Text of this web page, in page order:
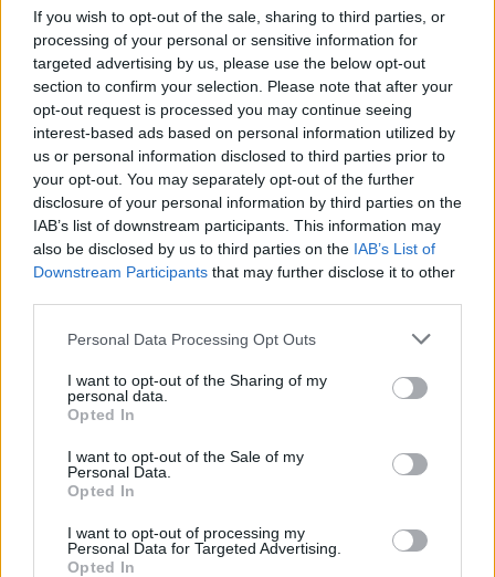
If you wish to opt-out of the sale, sharing to third parties, or
processing of your personal or sensitive information for
targeted advertising by us, please use the below opt-out
section to confirm your selection. Please note that after your
opt-out request is processed you may continue seeing
interest-based ads based on personal information utilized by
us or personal information disclosed to third parties prior to
your opt-out. You may separately opt-out of the further
disclosure of your personal information by third parties on the
IAB’s list of downstream participants. This information may
also be disclosed by us to third parties on the IAB’s List of
Downstream Participants that may further disclose it to other
Personal Data Processing Opt Outs
I want to opt-out of the Sharing of my
personal data.
Opted In
I want to opt-out of the Sale of my
Personal Data.
Opted In
I want to opt-out of processing my
Personal Data for Targeted Advertising.
Opted In
Βεβαιώθηκαν συνολικά έξι παραβάσεις του
Κώδικα Οδικής Κυκλοφορίας, σε δίκυκλα:
Δύο για στέρηση άδειας ικανότητας οδηγού.
Δύο για στέρηση ασφαλιστηρίου συμβολαίου.